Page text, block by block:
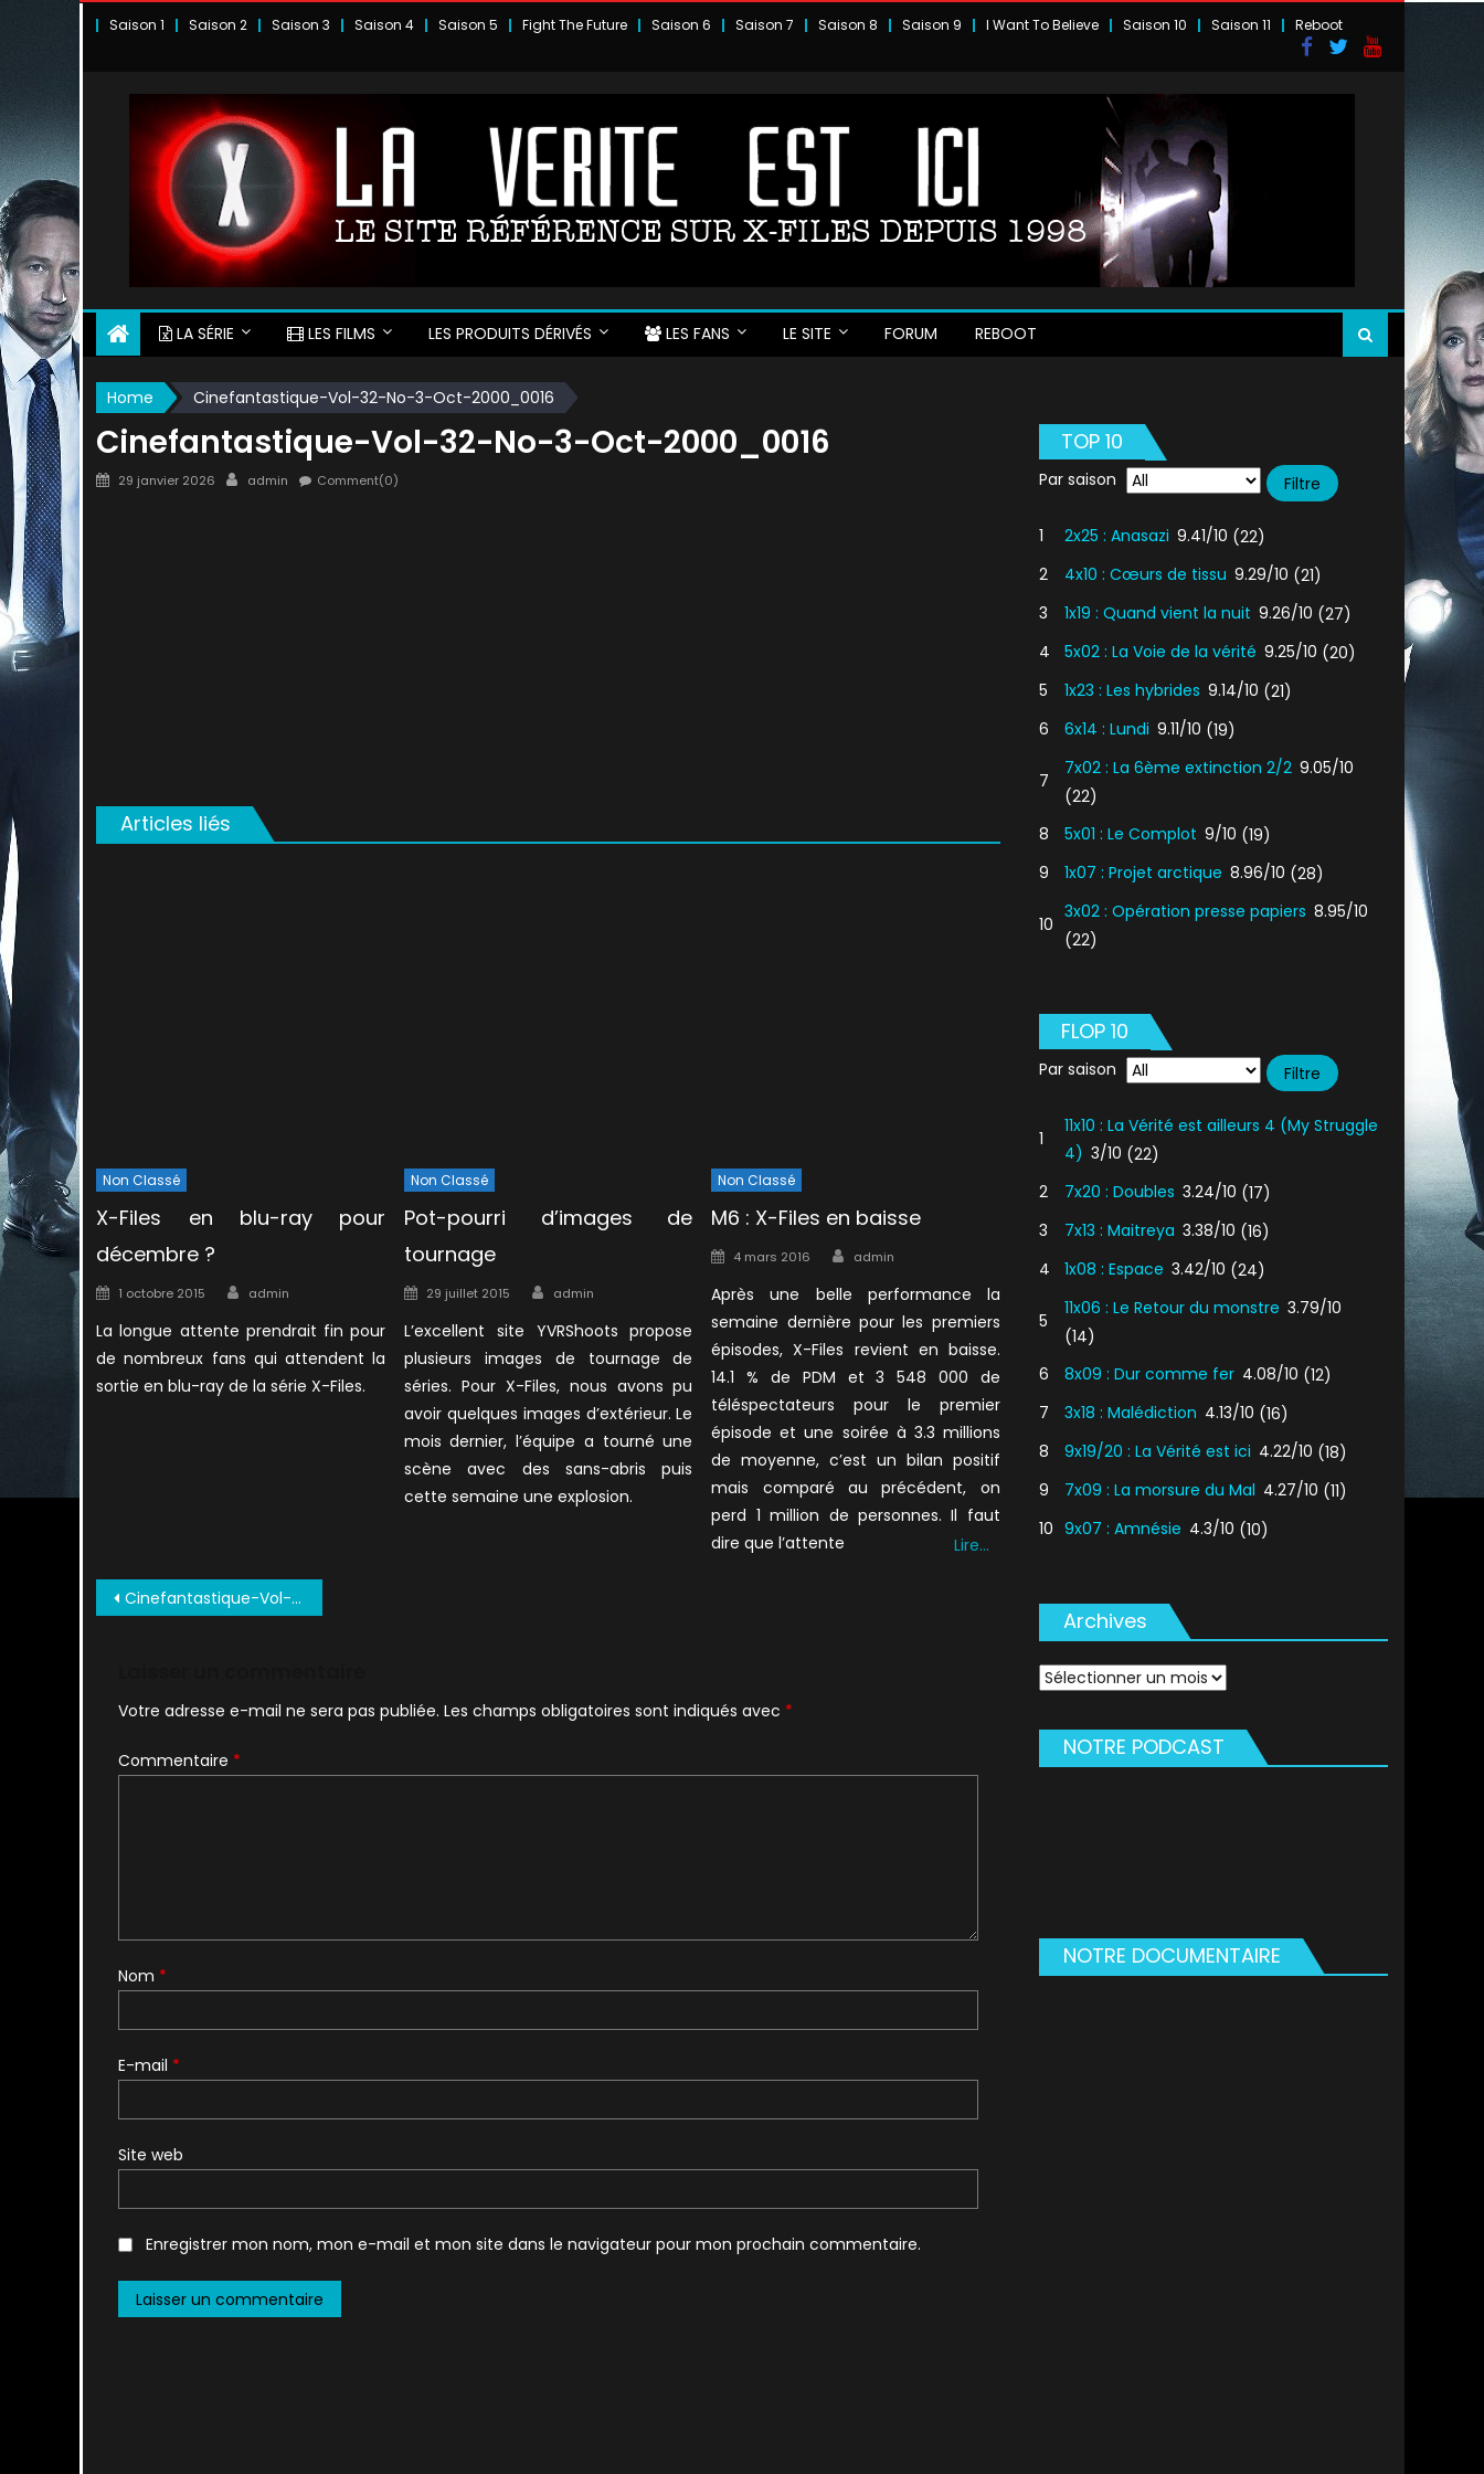
Saison 1 Saison 2 Saison 3 Saison 4 Saison 5 Fight The Future Saison 6 Saison 7 Saison 8 Saison 9 I Want To Believe Saison 10 Saison 11 Reboot
LA SÉRIE LES FILMS LES PRODUITS DÉRIVÉS LES FANS LE SITE FORUM REBOOT
Home Cinefantastique-Vol-32-No-3-Oct-2000_0016
Cinefantastique-Vol-32-No-3-Oct-2000_0016
Posted
29 janvier 2026 Author
admin Comment(0)
Articles liés
Non Classé
X-Files en blu-ray pour
décembre ?
Posted
1 octobre 2015 Author
admin
La longue attente prendrait fin pour
de nombreux fans qui attendent la
sortie en blu-ray de la série X-Files.
Non Classé
Pot-pourri d’images de
tournage
Posted
29 juillet 2015 Author
admin
L’excellent site YVRShoots propose
plusieurs images de tournage de
séries. Pour X-Files, nous avons pu
avoir quelques images d’extérieur. Le
mois dernier, l’équipe a tourné une
scène avec des sans-abris puis
cette semaine une explosion.
Non Classé
M6 : X-Files en baisse
Posted
4 mars 2016 Author
admin
Après une belle performance la
semaine dernière pour les premiers
épisodes, X-Files revient en baisse.
14.1 % de PDM et 3 548 000 de
téléspectateurs pour le premier
épisode et une soirée à 3.3 millions
de moyenne, c’est un bilan positif
mais comparé au précédent, on
perd 1 million de personnes. Il faut
dire que l’attente
Lire…
Navigation
Cinefantastique-Vol-32-No-3-Oct-2000_0016
Votre adresse e-mail ne sera pas publiée. Les champs obligatoires sont indiqués avec *
Commentaire *
Nom *
E-mail *
Site web
Enregistrer mon nom, mon e-mail et mon site dans le navigateur pour mon prochain commentaire.
TOP 10
Par saison
1 2x25 : Anasazi 9.41/10 (22)
2
4x10 : Cœurs de tissu 9.29/10 (21)
3
1x19 : Quand vient la nuit 9.26/10 (27)
4
5x02 : La Voie de la vérité 9.25/10 (20)
5
1x23 : Les hybrides 9.14/10 (21)
6
6x14 : Lundi 9.11/10 (19)
7
7x02 : La 6ème extinction 2/2 9.05/10
(22)
8
5x01 : Le Complot 9/10 (19)
9
1x07 : Projet arctique 8.96/10 (28)
10
3x02 : Opération presse papiers 8.95/10
(22)
FLOP 10
Par saison
1
11x10 : La Vérité est ailleurs 4 (My Struggle
4) 3/10 (22)
2
7x20 : Doubles 3.24/10 (17)
3
7x13 : Maitreya 3.38/10 (16)
4
1x08 : Espace 3.42/10 (24)
5
11x06 : Le Retour du monstre 3.79/10
(14)
6
8x09 : Dur comme fer 4.08/10 (12)
7
3x18 : Malédiction 4.13/10 (16)
8
9x19/20 : La Vérité est ici 4.22/10 (18)
9
7x09 : La morsure du Mal 4.27/10 (11)
10 9x07 : Amnésie 4.3/10 (10)
Archives
Archives
NOTRE PODCAST
NOTRE DOCUMENTAIRE